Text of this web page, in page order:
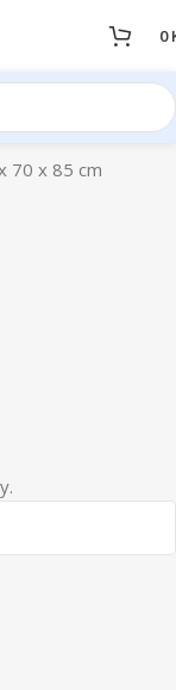
0
70 x 85 cm